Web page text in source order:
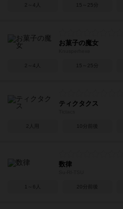
2～4人 15～25分
お菓子の魔女
2～4人 15～25分
ティクタクス
2人用 10分前後
数律
1～6人 20分前後